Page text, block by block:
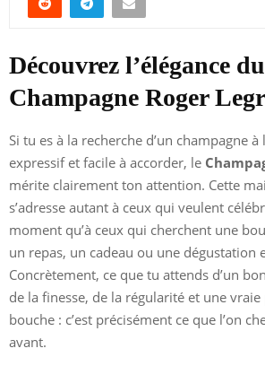
Découvrez l’élégance du
Champagne Roger
Si tu es à la recherche d’un champagne
expressif et facile à accorder, le
mérite clairement ton attention. Cette
s’adresse autant à ceux qui veulent
moment qu’à ceux qui cherchent une
un repas, un cadeau ou une dégustation
Concrètement, ce que tu attends d’un
de la finesse, de la régularité et une
bouche : c’est précisément ce que l’on
avant.